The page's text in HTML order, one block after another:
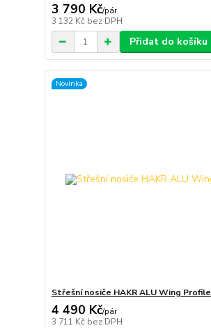
3 790 Kč/pár
3 132 Kč bez DPH
Přidat do košíku
Novinka
Střešní nosiče HAKR ALU Wing Profile
4 490 Kč/pár
3 711 Kč bez DPH